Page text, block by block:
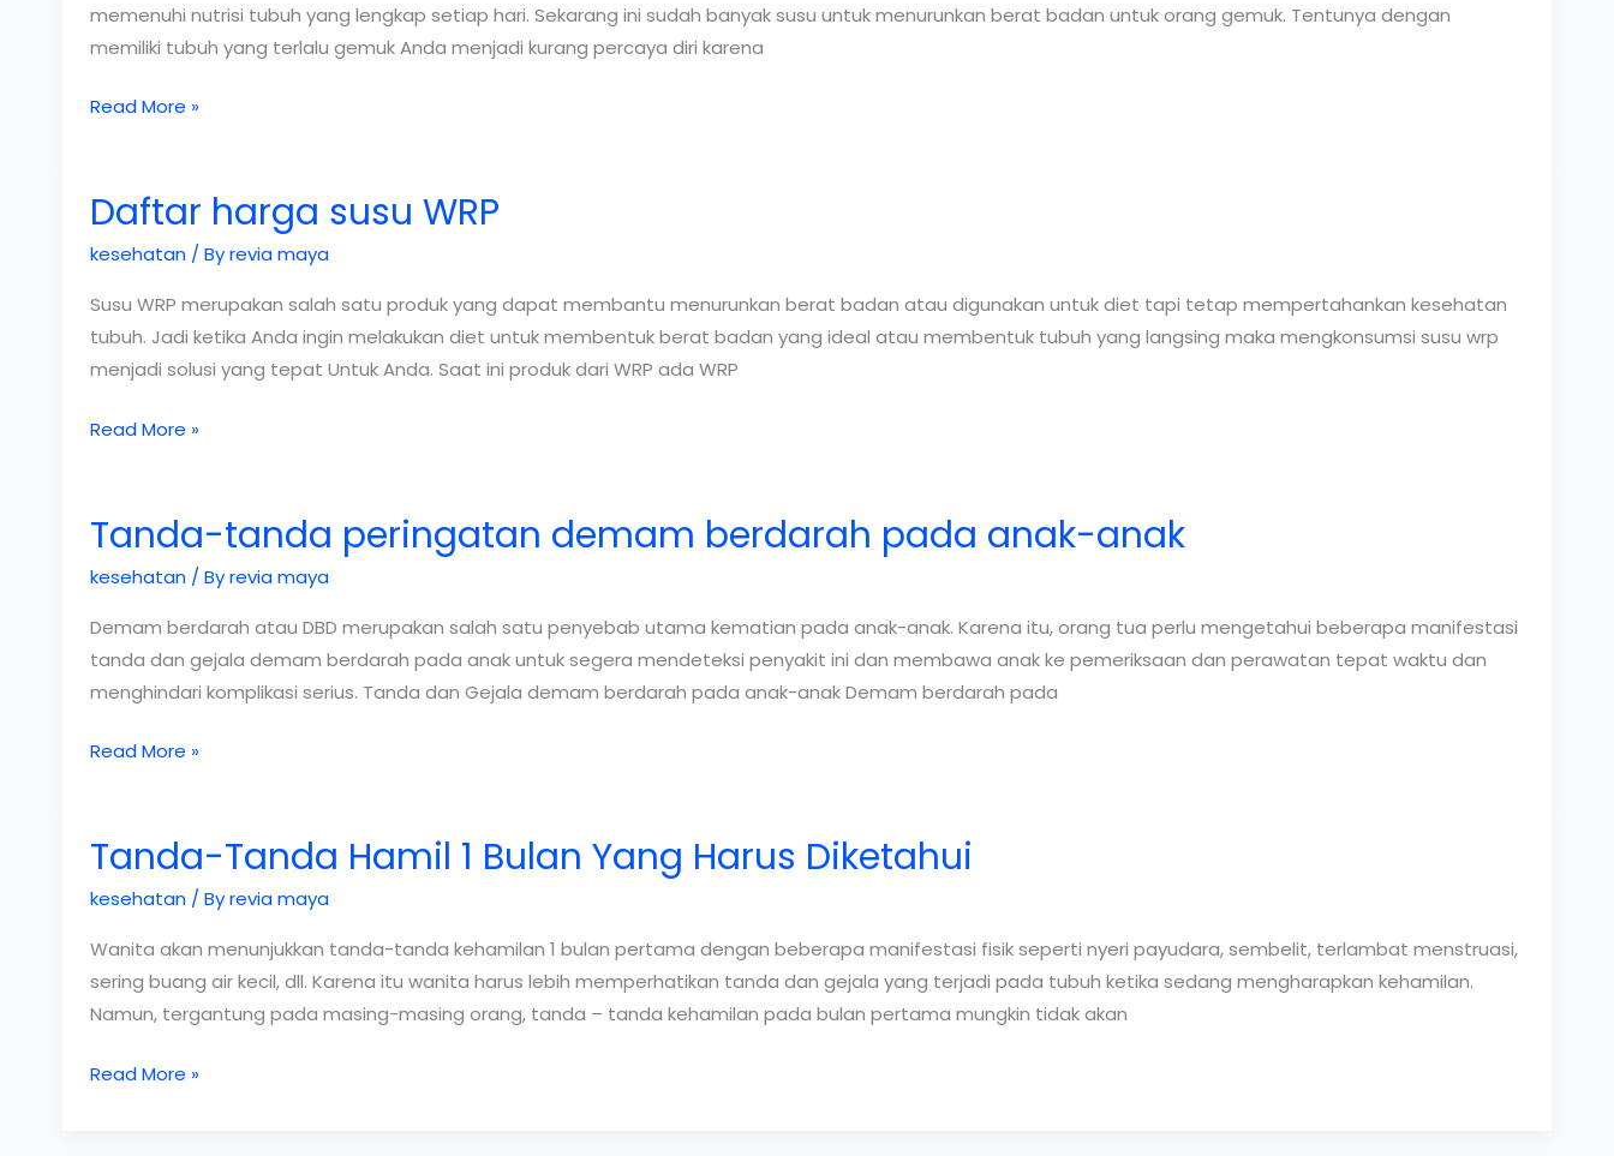
memenuhi nutrisi tubuh yang lengkap setiap hari. Sekarang ini sudah banyak susu untuk menurunkan berat badan untuk orang gemuk. Tentunya dengan
memiliki tubuh yang terlalu gemuk Anda menjadi kurang percaya diri karena
Harga
untuk
Read More »
Daftar harga susu WRP
kesehatan/ Byrevia maya
Susu WRP merupakan salah satu produk yang dapat membantu menurunkan berat badan atau digunakan untuk diet tapi tetap mempertahankan kesehatan
tubuh. Jadi ketika Anda ingin melakukan diet untuk membentuk berat badan yang ideal atau membentuk tubuh yang langsing maka mengkonsumsi susu wrp
menjadi solusi yang tepat Untuk Anda. Saat ini produk dari WRP ada WRP
Daftar
WRP
Read More »
Tanda-tanda peringatan demam berdarah pada anak-anak
kesehatan/ Byrevia maya
Demam berdarah atau DBD merupakan salah satu penyebab utama kematian pada anak-anak. Karena itu, orang tua perlu mengetahui beberapa manifestasi
tanda dan gejala demam berdarah pada anak untuk segera mendeteksi penyakit ini dan membawa anak ke pemeriksaan dan perawatan tepat waktu dan
menghindari komplikasi serius. Tanda dan Gejala demam berdarah pada anak-anak Demam berdarah pada
Tanda-
demam
pada
anak-
anak
Read More »
Tanda-Tanda Hamil 1 Bulan Yang Harus Diketahui
kesehatan/ Byrevia maya
Wanita akan menunjukkan tanda-tanda kehamilan 1 bulan pertama dengan beberapa manifestasi fisik seperti nyeri payudara, sembelit, terlambat menstruasi,
sering buang air kecil, dll. Karena itu wanita harus lebih memperhatikan tanda dan gejala yang terjadi pada tubuh ketika sedang mengharapkan kehamilan.
Namun, tergantung pada masing-masing orang, tanda – tanda kehamilan pada bulan pertama mungkin tidak akan
Tanda-
Read More »